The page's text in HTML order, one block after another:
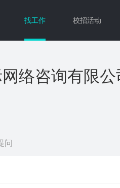
找工作 校招活动
络咨询有限公
问